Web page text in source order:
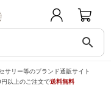
search
サリー等のブランド通販サイト
以上のご注文で送料無料